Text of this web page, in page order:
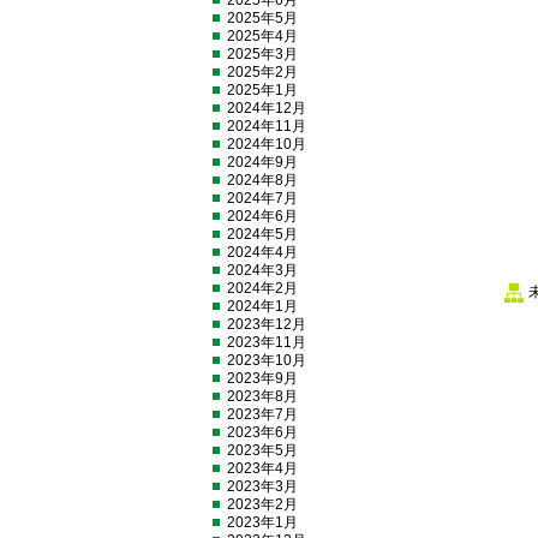
2025年5月
2025年4月
2025年3月
2025年2月
2025年1月
2024年12月
2024年11月
2024年10月
2024年9月
2024年8月
2024年7月
2024年6月
2024年5月
2024年4月
2024年3月
2024年2月
2024年1月
2023年12月
2023年11月
2023年10月
2023年9月
2023年8月
2023年7月
2023年6月
2023年5月
2023年4月
2023年3月
2023年2月
2023年1月